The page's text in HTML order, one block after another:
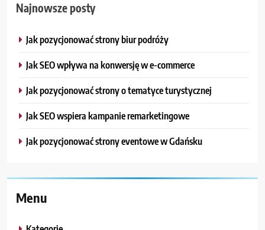
Najnowsze posty
Jak pozycjonować strony biur podróży
Jak SEO wpływa na konwersję w e-commerce
Jak pozycjonować strony o tematyce turystycznej
Jak SEO wspiera kampanie remarketingowe
Jak pozycjonować strony eventowe w Gdańsku
Menu